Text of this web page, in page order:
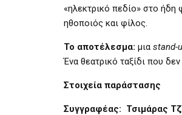
«ηλεκτρικό πεδίο» στο ήδη
ηθοποιός και φίλος.
Το αποτέλεσμα: μια stand-
Ένα θεατρικό ταξίδι που
Στοιχεία παράστασης
Συγγραφέας: Τσιμάρας